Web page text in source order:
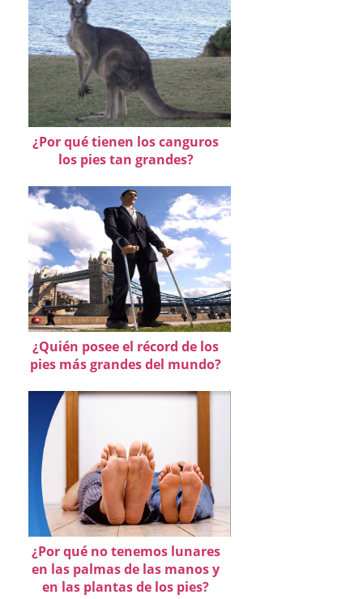
¿Por qué tienen los canguros
los pies tan grandes?
¿Quién posee el récord de los
pies más grandes del mundo?
¿Por qué no tenemos lunares
en las palmas de las manos y
en las plantas de los pies?